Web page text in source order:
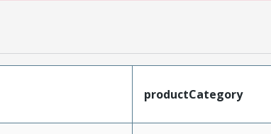
productCategory